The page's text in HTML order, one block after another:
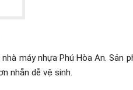
máy nhựa Phú Hòa An. Sản
nhẵn dễ vệ sinh.